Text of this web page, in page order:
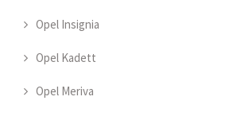
Opel Insignia
Opel Kadett
Opel Meriva